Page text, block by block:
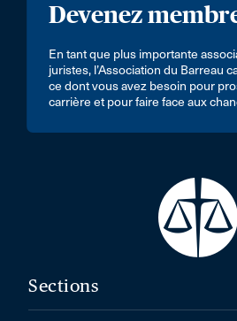
Devenez
En tant que plus importante
juristes, l’Association du Barreau
ce dont vous avez besoin pour
carrière et pour faire face aux
Sections